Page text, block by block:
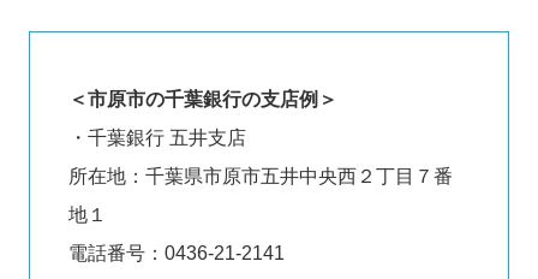
＜市原市の千葉銀行の支店例＞
・千葉銀行 五井支店
所在地：千葉県市原市五井中央西２丁目７番
地１
電話番号：0436-21-2141